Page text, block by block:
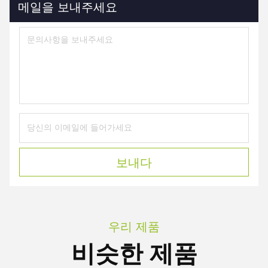
메일을 보내주세요
보내다
우리 제품
비슷한 제품